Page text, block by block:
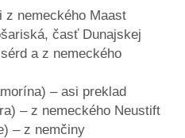
z nemeckého Maast
časť Dunajskej
a z nemeckého
– asi preklad
– z nemeckého Neustift
– z nemčiny